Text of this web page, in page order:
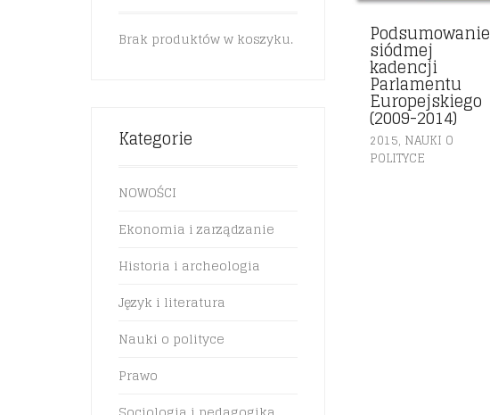
Podsumowanie
siódmej
kadencji
Parlamentu
Europejskiego
(2009-2014)
2015, NAUKI O
POLITYCE
Brak produktów w koszyku.
Kategorie
NOWOŚCI
Ekonomia i zarządzanie
Historia i archeologia
Język i literatura
Nauki o polityce
Prawo